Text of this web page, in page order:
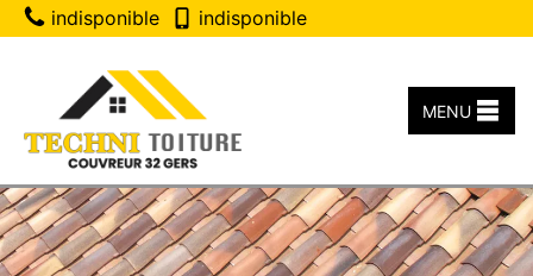
indisponible indisponible
MENU